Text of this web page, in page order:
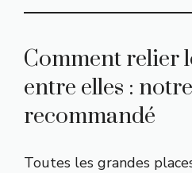
Comment relier
entre elles :
recommandé
Toutes les grandes